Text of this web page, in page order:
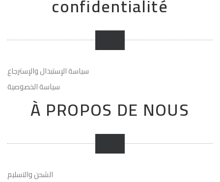
سياسة الإستبدال والإسترجاع
سياسة الخصوصية
À PROPOS DE NOUS
الشحن والتسليم